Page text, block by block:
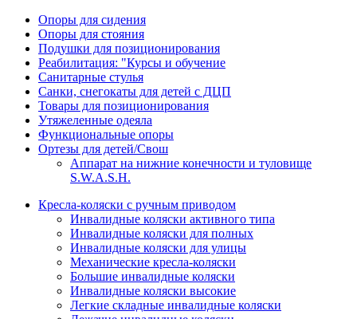
Опоры для сидения
Опоры для стояния
Подушки для позиционирования
Реабилитация: "Курсы и обучение
Санитарные стулья
Санки, снегокаты для детей с ДЦП
Товары для позиционирования
Утяжеленные одеяла
Функциональные опоры
Ортезы для детей/Свош
Аппарат на нижние конечности и туловище
S.W.A.S.H.
Кресла-коляски с ручным приводом
Инвалидные коляски активного типа
Инвалидные коляски для полных
Инвалидные коляски для улицы
Механические кресла-коляски
Большие инвалидные коляски
Инвалидные коляски высокие
Легкие складные инвалидные коляски